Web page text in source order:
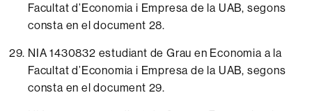
Facultat d’Economia i Empresa de la UAB, segons
consta en eldocument 28.
NIA 1430832 estudiant de Grau en Economia a la
Facultat d’Economia i Empresa de la UAB, segons
consta en eldocument 29.